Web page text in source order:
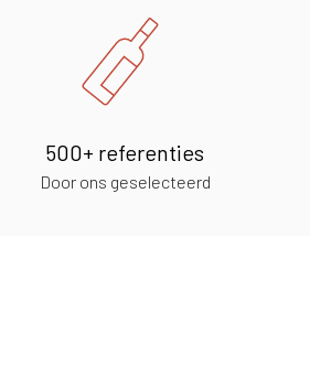
500+ referenties
Door ons geselecteerd